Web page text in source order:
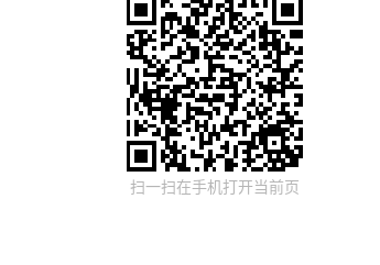
扫一扫在手机打开当前页